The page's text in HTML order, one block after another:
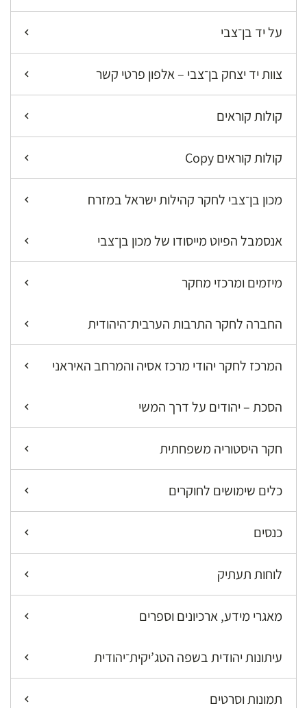
על יד בן־צבי
צוות יד יצחק בן־צבי – אלפון פרטי קשר
קולות קוראים
קולות קוראים Copy
מכון בן־צבי לחקר קהילות ישראל במזרח
אנסמבל הפיוט מייסודו של מכון בן־צבי
מיזמים ומרכזי מחקר
החברה לחקר התרבות הערבית־היהודית
המרכז לחקר יהודי מרכז אסיה והמרחב האיראני
הסכת – יהודים על דרך המשי
חקר היסטוריה משפחתית
כלים שימושים לחוקרים
כנסים
לוחות תעתיק
מאגרי מידע, ארכיונים וספרים
עיתונות יהודית בשפה הטג’יקית־יהודית
תמונות וסרטים